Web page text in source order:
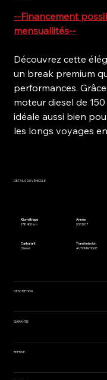
--Financement
mensuallités--
Découvrez cette
un break premium
performances.
moteur diesel de
idéale aussi bien
les longs voyages
DÉTAILS DU VÉHICULE
Kilométrage
178 400 km
Année
03/2017
Carburant
Diesel
Transimission
AUTOMATIQUE
DESCRIPTION
GARANTIE
REPRISE